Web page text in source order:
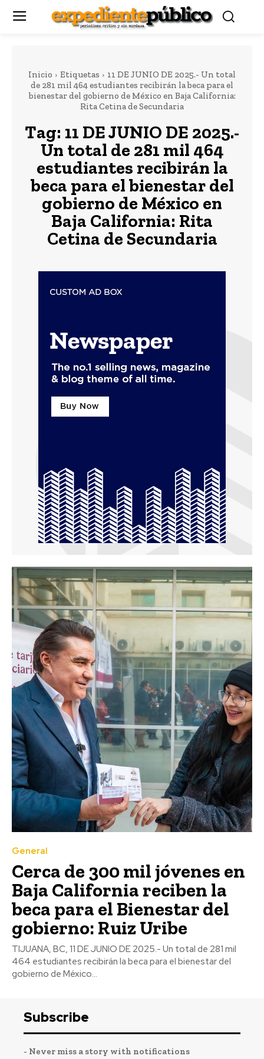
Inicio Etiquetas
11 DE JUNIO DE 2025.- Un total
de 281 mil 464 estudiantes recibirán la beca para el
bienestar del gobierno de México en Baja California:
Rita Cetina de Secundaria
Tag: 11 DE JUNIO DE 2025.-
Un total de 281 mil 464
estudiantes recibirán la
beca para el bienestar del
gobierno de México en
Baja California: Rita
Cetina de Secundaria
General
Cerca de 300 mil jóvenes en
Baja California reciben la
beca para el Bienestar del
gobierno: Ruiz Uribe
TIJUANA, BC, 11 DE JUNIO DE 2025.- Un total de 281 mil
464 estudiantes recibirán la beca para el bienestar del
gobierno de México...
Subscribe
- Never miss a story with notifications